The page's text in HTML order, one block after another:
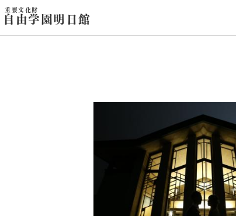
重要文化財
自由学園明日館